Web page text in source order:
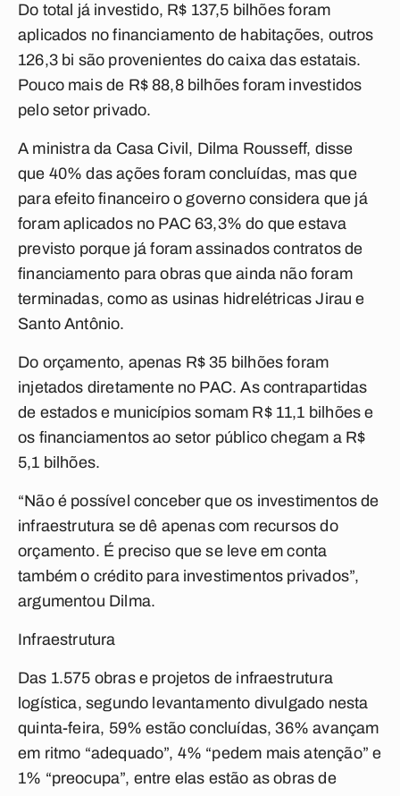
Do total já investido, R$ 137,5 bilhões foram
aplicados no financiamento de habitações, outros
126,3 bi são provenientes do caixa das estatais.
Pouco mais de R$ 88,8 bilhões foram investidos
pelo setor privado.
A ministra da Casa Civil, Dilma Rousseff, disse
que 40% das ações foram concluídas, mas que
para efeito financeiro o governo considera que já
foram aplicados no PAC 63,3% do que estava
previsto porque já foram assinados contratos de
financiamento para obras que ainda não foram
terminadas, como as usinas hidrelétricas Jirau e
Santo Antônio.
Do orçamento, apenas R$ 35 bilhões foram
injetados diretamente no PAC. As contrapartidas
de estados e municípios somam R$ 11,1 bilhões e
os financiamentos ao setor público chegam a R$
5,1 bilhões.
“Não é possível conceber que os investimentos de
infraestrutura se dê apenas com recursos do
orçamento. É preciso que se leve em conta
também o crédito para investimentos privados”,
argumentou Dilma.
Infraestrutura
Das 1.575 obras e projetos de infraestrutura
logística, segundo levantamento divulgado nesta
quinta-feira, 59% estão concluídas, 36% avançam
em ritmo “adequado”, 4% “pedem mais atenção” e
1% “preocupa”, entre elas estão as obras de